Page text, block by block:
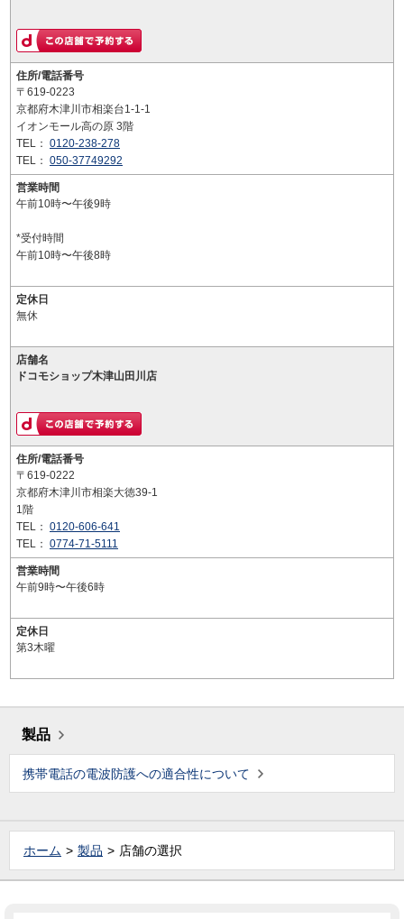
住所/電話番号
〒619-0223
京都府木津川市相楽台1-1-1
イオンモール高の原 3階
TEL： 0120-238-278
TEL： 050-37749292
営業時間
午前10時〜午後9時
*受付時間
午前10時〜午後8時
定休日
無休
店舗名
ドコモショップ木津山田川店
住所/電話番号
〒619-0222
京都府木津川市相楽大徳39-1
1階
TEL： 0120-606-641
TEL： 0774-71-5111
営業時間
午前9時〜午後6時
定休日
第3木曜
製品
携帯電話の電波防護への適合性について
ホーム 製品 店舗の選択